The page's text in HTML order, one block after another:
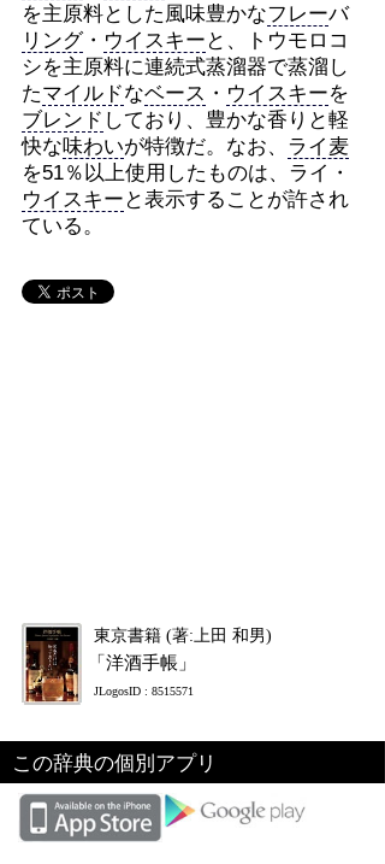
を主原料とした風味豊かなフレーバ
リング・ ウイスキー と、トウモロコ
シを主原料に連続式蒸溜器で蒸溜し
たマイルドなベース ・ ウイスキーを
ブレンド しており、豊かな香りと軽
快な味わいが特徴だ。なお、 ライ麦
を51％以上使用したものは、ライ・
ウイスキー と表示することが許され
ている。
東京書籍 (著:上田 和男)
「洋酒手帳」
JLogosID : 8515571
この辞典の個別アプリ